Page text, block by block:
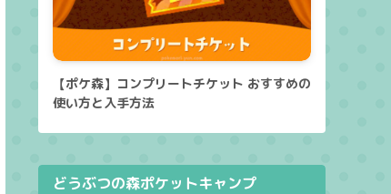
【ポケ森】コンプリートチケット おすすめの
使い方と入手方法
どうぶつの森ポケットキャンプ